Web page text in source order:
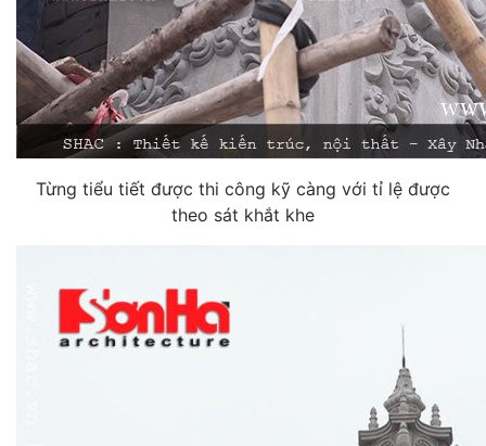
Từng tiểu tiết được thi công kỹ càng với tỉ lệ được
theo sát khắt khe